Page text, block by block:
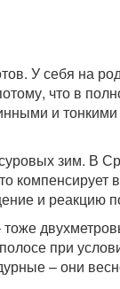
У себя на
что в
и
зим. В
компенсирует
и реакцию
тоже
при
– они